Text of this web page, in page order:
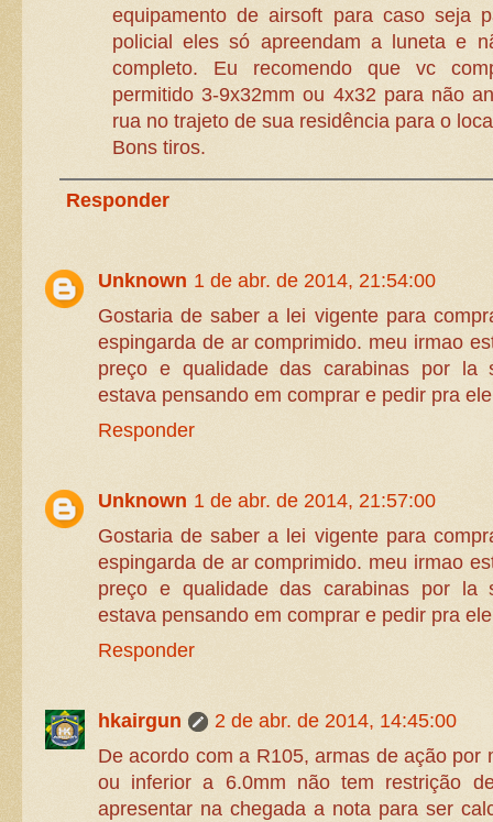
equipamento de airsoft para caso seja
policial eles só apreendam a luneta e
completo. Eu recomendo que vc
permitido 3-9x32mm ou 4x32 para não
rua no trajeto de sua residência para o
Bons tiros.
Responder
Unknown 1 de abr. de 2014, 21:54:00
Gostaria de saber a lei vigente para
espingarda de ar comprimido. meu irmao
preço e qualidade das carabinas por la
estava pensando em comprar e pedir pra
Responder
Unknown 1 de abr. de 2014, 21:57:00
Gostaria de saber a lei vigente para
espingarda de ar comprimido. meu irmao
preço e qualidade das carabinas por la
estava pensando em comprar e pedir pra
Responder
hkairgun
2 de abr. de 2014, 14:45:00
De acordo com a R105, armas de ação por
ou inferior a 6.0mm não tem restrição
apresentar na chegada a nota para ser